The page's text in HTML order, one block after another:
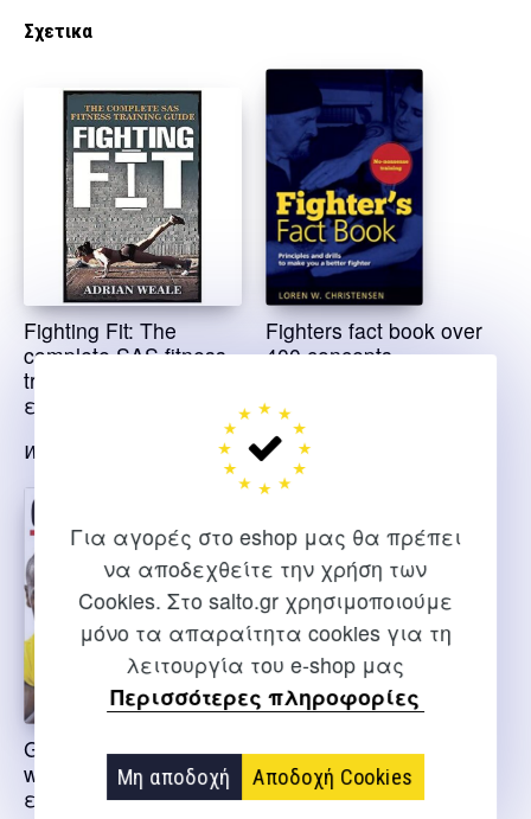
Για αγορές στο eshop μας θα πρέπει
να αποδεχθείτε την χρήση των
Cookies. Στο salto.gr χρησιμοποιούμε
μόνο τα απαραίτητα cookies για τη
λειτουργία του e-shop μας
Περισσότερες πληροφορίες
Μη αποδοχή Αποδοχή Cookies
Σχετικα
Fighting Fit: The
complete SAS fitness
training guide –
εξαντλημένο
Weale Adrian
Fighters fact book over
400 concepts,
Christensen L.
Greatest ever boxing
workouts –
εξαντλημένο
Αλι μοχαμετ ο
βασιλιάς του κόσμου
Πυγμαχία